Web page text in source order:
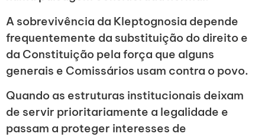
A sobrevivência da Kleptognosia depende
frequentemente da substituição do direito e
da Constituição pela força que alguns
generais e Comissários usam contra o povo.
Quando as estruturas institucionais deixam
de servir prioritariamente a legalidade e
passam a proteger interesses de